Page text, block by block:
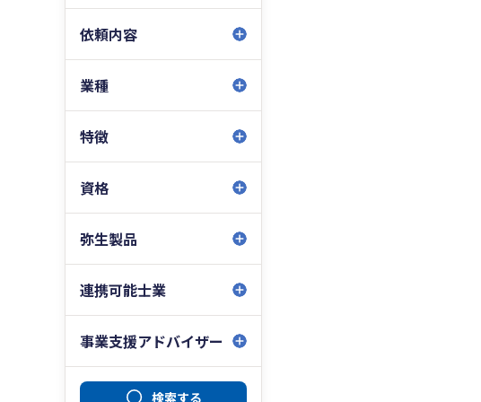
依頼内容
業種
特徴
資格
弥生製品
連携可能士業
事業支援アドバイザー
検索する